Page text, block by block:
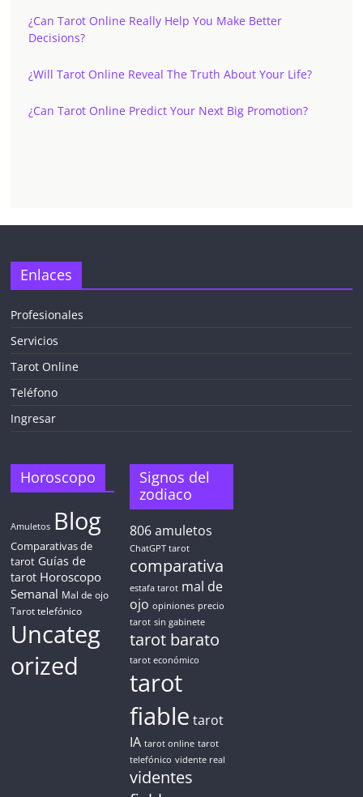
¿Can Tarot Online Really Help You Make Better
Decisions?
¿Will Tarot Online Reveal The Truth About Your Life?
¿Can Tarot Online Predict Your Next Big Promotion?
TAROT GRATIS
✓ Sin cargos automáticos. El chat se detiene al finalizar el
crédito
Enlaces
Profesionales
Servicios
Tarot Online
Teléfono
Ingresar
Horoscopo
Amuletos Blog
Comparativas de
tarot Guías de
tarot Horoscopo
Semanal Mal de ojo
Tarot telefónico
Uncateg
orized
Signos del
zodiaco
806amuletos
ChatGPT tarot
comparativa
estafa tarot mal de
ojo opiniones precio
tarot sin gabinete
tarot barato
tarot económico
tarot
fiable tarot
IA tarot online tarot
telefónico vidente real
videntes